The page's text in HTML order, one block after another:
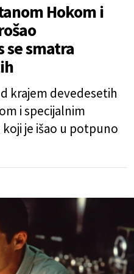
Hokom i
se smatra
krajem devedesetih
i specijalnim
je išao u potpuno